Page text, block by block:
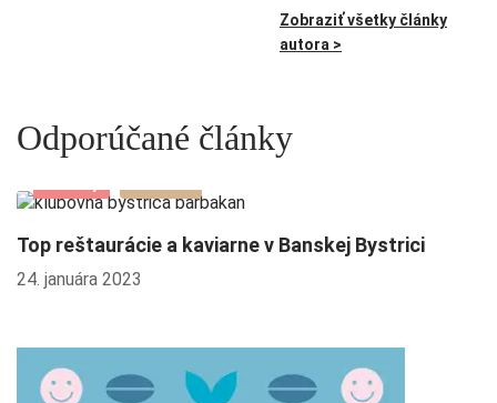
Zobraziť všetky články
autora >
Odporúčané články
Top reštaurácie a kaviarne v Banskej Bystrici
24. januára 2023